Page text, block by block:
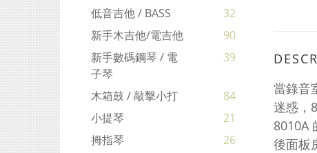
低音吉他 / BASS
32
新手木吉他/電吉他
90
新手數碼鋼琴 / 電
子琴
39
木箱鼓 / 敲擊小打
84
小提琴
21
拇指琴
26
當錄音
迷惑，
8010A
後面板